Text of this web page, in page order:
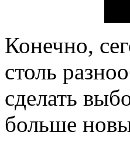
Конечно,
столь
сделать
больше